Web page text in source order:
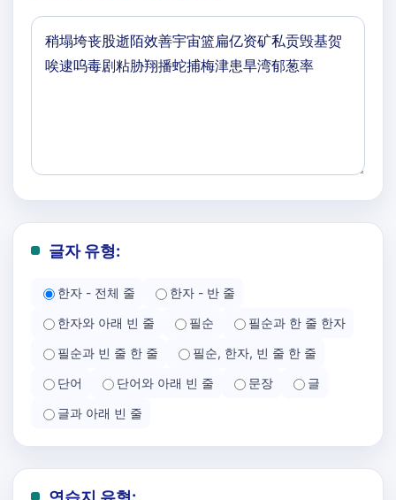
글자 유형:
한자 - 전체 줄
한자 - 반 줄
한자와 아래 빈 줄
필순
필순과 한 줄 한자
필순과 빈 줄 한 줄
필순, 한자, 빈 줄 한 줄
단어
단어와 아래 빈 줄 문장
글
글과 아래 빈 줄